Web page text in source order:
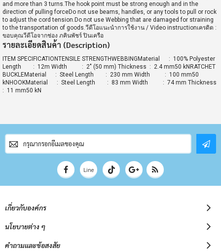
and more than 3 turns.The hook point must be strong enough and in the
direction of pulling forceDo not use beams, handles, or any tools to pull or rock
to adjust the cord tension.Do not use Webbing that are damaged for straining
to the transportation of goods.วีดีโอแนะนำการใช้งาน / Video instructionเครดิต :
ขอบคุณวีดีโอจากช่อง ภคินพัชร์ ปินเครือ
รายละเอียดสินค้า (Description)
ITEM SPECIFICATIONTENSILE STRENGTHWEBBINGMaterial : 100% Polyester
Length : 12m Width : 2" (50 mm) Thickness : 2.4 mm50 kNRATCHET
BUCKLEMaterial : Steel Length : 230 mm Width : 100 mm50
kNHOOKMaterial : Steel Length : 83 mm Width : 74 mm Thickness
: 11 mm50 kN
สมัคร
สมาชิก
จดหมาย
Line
เกี่ยวกับองค์กร
นโยบายต่าง ๆ
คำถามและข้อสงสัย